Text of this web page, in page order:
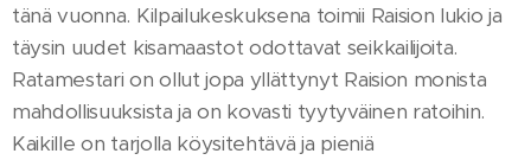
tänä vuonna. Kilpailukeskuksena toimii Raision lukio ja
täysin uudet kisamaastot odottavat seikkailijoita.
Ratamestari on ollut jopa yllättynyt Raision monista
mahdollisuuksista ja on kovasti tyytyväinen ratoihin.
Kaikille on tarjolla köysitehtävä ja pieniä